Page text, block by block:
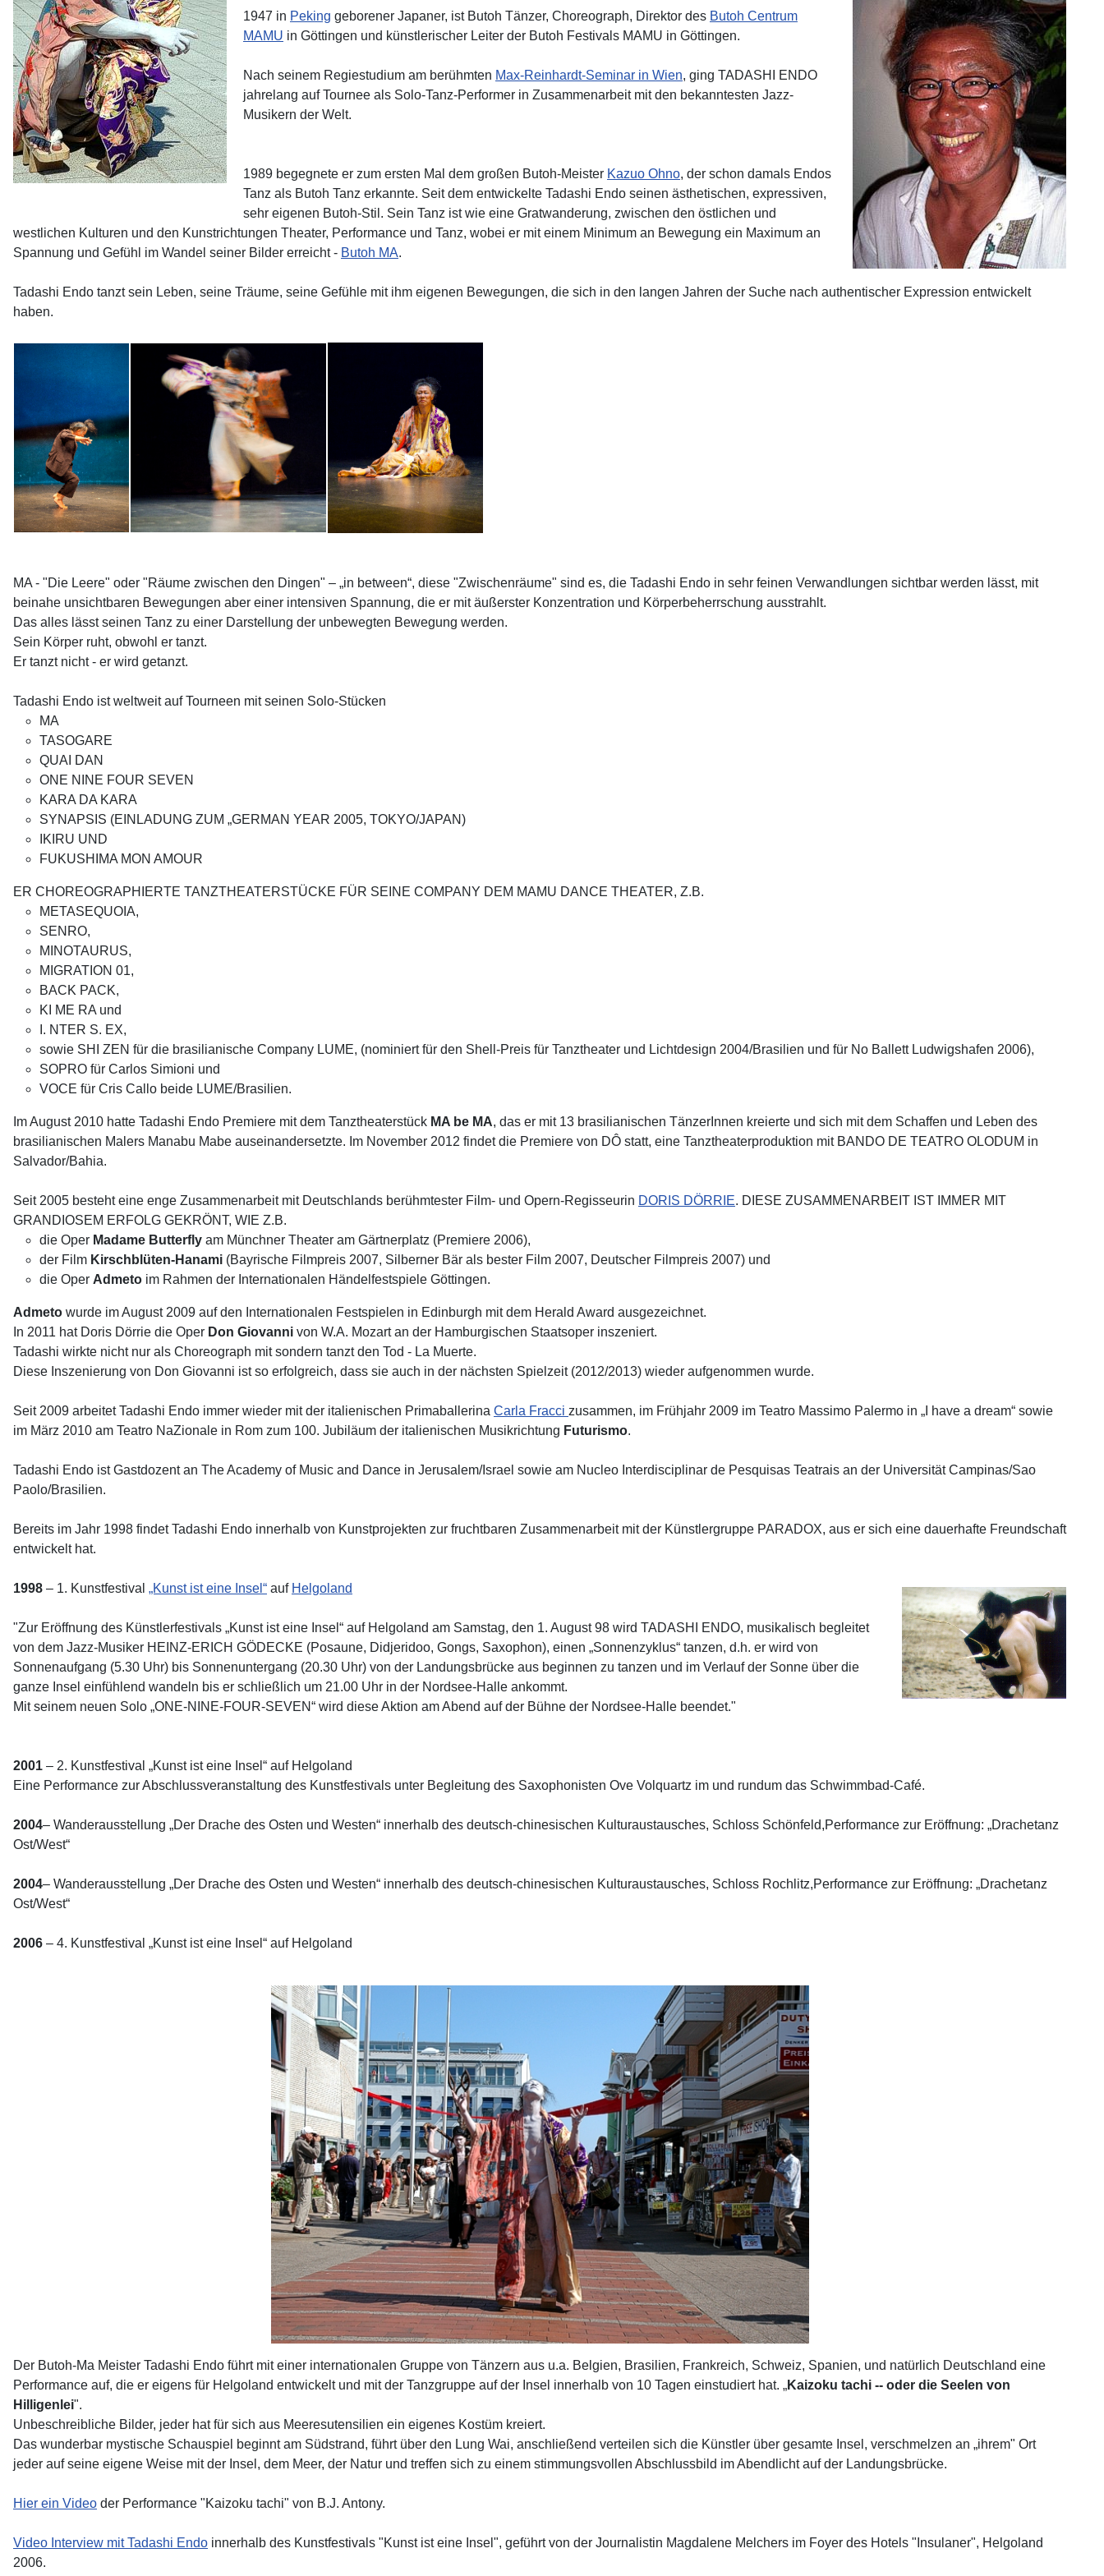
1947 in Peking geborener Japaner, ist Butoh Tänzer, Choreograph, Direktor des Butoh Centrum
MAMU in Göttingen und künstlerischer Leiter der Butoh Festivals MAMU in Göttingen.
Nach seinem Regiestudium am berühmten Max-Reinhardt-Seminar in Wien, ging TADASHI ENDO
jahrelang auf Tournee als Solo-Tanz-Performer in Zusammenarbeit mit den bekanntesten Jazz-
Musikern der Welt.
1989 begegnete er zum ersten Mal dem großen Butoh-Meister Kazuo Ohno, der schon damals Endos
Tanz als Butoh Tanz erkannte. Seit dem entwickelte Tadashi Endo seinen ästhetischen, expressiven,
sehr eigenen Butoh-Stil. Sein Tanz ist wie eine Gratwanderung, zwischen den östlichen und
westlichen Kulturen und den Kunstrichtungen Theater, Performance und Tanz, wobei er mit einem Minimum an Bewegung ein Maximum an
Spannung und Gefühl im Wandel seiner Bilder erreicht - Butoh MA.
Tadashi Endo tanzt sein Leben, seine Träume, seine Gefühle mit ihm eigenen Bewegungen, die sich in den langen Jahren der Suche nach authentischer Expression entwickelt
haben.
MA - "Die Leere" oder "Räume zwischen den Dingen" – „in between“, diese "Zwischenräume" sind es, die Tadashi Endo in sehr feinen Verwandlungen sichtbar werden lässt, mit
beinahe unsichtbaren Bewegungen aber einer intensiven Spannung, die er mit äußerster Konzentration und Körperbeherrschung ausstrahlt.
Das alles lässt seinen Tanz zu einer Darstellung der unbewegten Bewegung werden.
Sein Körper ruht, obwohl er tanzt.
Er tanzt nicht - er wird getanzt.
Tadashi Endo ist weltweit auf Tourneen mit seinen Solo-Stücken
MA
TASOGARE
QUAI DAN
ONE NINE FOUR SEVEN
KARA DA KARA
SYNAPSIS (EINLADUNG ZUM „GERMAN YEAR 2005, TOKYO/JAPAN)
IKIRU UND
FUKUSHIMA MON AMOUR
ER CHOREOGRAPHIERTE TANZTHEATERSTÜCKE FÜR SEINE COMPANY DEM MAMU DANCE THEATER, Z.B.
METASEQUOIA,
SENRO,
MINOTAURUS,
MIGRATION 01,
BACK PACK,
KI ME RA und
I. NTER S. EX,
sowie SHI ZEN für die brasilianische Company LUME, (nominiert für den Shell-Preis für Tanztheater und Lichtdesign 2004/Brasilien und für No Ballett Ludwigshafen 2006),
SOPRO für Carlos Simioni und
VOCE für Cris Callo beide LUME/Brasilien.
Im August 2010 hatte Tadashi Endo Premiere mit dem Tanztheaterstück MA be MA, das er mit 13 brasilianischen TänzerInnen kreierte und sich mit dem Schaffen und Leben des
brasilianischen Malers Manabu Mabe auseinandersetzte. Im November 2012 findet die Premiere von DÔ statt, eine Tanztheaterproduktion mit BANDO DE TEATRO OLODUM in
Salvador/Bahia.
Seit 2005 besteht eine enge Zusammenarbeit mit Deutschlands berühmtester Film- und Opern-Regisseurin DORIS DÖRRIE. DIESE ZUSAMMENARBEIT IST IMMER MIT
GRANDIOSEM ERFOLG GEKRÖNT, WIE Z.B.
die Oper Madame Butterfly am Münchner Theater am Gärtnerplatz (Premiere 2006),
der Film Kirschblüten-Hanami (Bayrische Filmpreis 2007, Silberner Bär als bester Film 2007, Deutscher Filmpreis 2007) und
die Oper Admeto im Rahmen der Internationalen Händelfestspiele Göttingen.
Admeto wurde im August 2009 auf den Internationalen Festspielen in Edinburgh mit dem Herald Award ausgezeichnet.
In 2011 hat Doris Dörrie die Oper Don Giovanni von W.A. Mozart an der Hamburgischen Staatsoper inszeniert.
Tadashi wirkte nicht nur als Choreograph mit sondern tanzt den Tod - La Muerte.
Diese Inszenierung von Don Giovanni ist so erfolgreich, dass sie auch in der nächsten Spielzeit (2012/2013) wieder aufgenommen wurde.
Seit 2009 arbeitet Tadashi Endo immer wieder mit der italienischen Primaballerina Carla Fracci zusammen, im Frühjahr 2009 im Teatro Massimo Palermo in „I have a dream“ sowie
im März 2010 am Teatro NaZionale in Rom zum 100. Jubiläum der italienischen Musikrichtung Futurismo.
Tadashi Endo ist Gastdozent an The Academy of Music and Dance in Jerusalem/Israel sowie am Nucleo Interdisciplinar de Pesquisas Teatrais an der Universität Campinas/Sao
Paolo/Brasilien.
Bereits im Jahr 1998 findet Tadashi Endo innerhalb von Kunstprojekten zur fruchtbaren Zusammenarbeit mit der Künstlergruppe PARADOX, aus er sich eine dauerhafte Freundschaft
entwickelt hat.
1998 – 1. Kunstfestival „Kunst ist eine Insel“ auf Helgoland
"Zur Eröffnung des Künstlerfestivals „Kunst ist eine Insel“ auf Helgoland am Samstag, den 1. August 98 wird TADASHI ENDO, musikalisch begleitet
von dem Jazz-Musiker HEINZ-ERICH GÖDECKE (Posaune, Didjeridoo, Gongs, Saxophon), einen „Sonnenzyklus“ tanzen, d.h. er wird von
Sonnenaufgang (5.30 Uhr) bis Sonnenuntergang (20.30 Uhr) von der Landungsbrücke aus beginnen zu tanzen und im Verlauf der Sonne über die
ganze Insel einfühlend wandeln bis er schließlich um 21.00 Uhr in der Nordsee-Halle ankommt.
Mit seinem neuen Solo „ONE-NINE-FOUR-SEVEN“ wird diese Aktion am Abend auf der Bühne der Nordsee-Halle beendet."
2001 – 2. Kunstfestival „Kunst ist eine Insel“ auf Helgoland
Eine Performance zur Abschlussveranstaltung des Kunstfestivals unter Begleitung des Saxophonisten Ove Volquartz im und rundum das Schwimmbad-Café.
2004– Wanderausstellung „Der Drache des Osten und Westen“ innerhalb des deutsch-chinesischen Kulturaustausches, Schloss Schönfeld,Performance zur Eröffnung: „Drachetanz
Ost/West“
2004– Wanderausstellung „Der Drache des Osten und Westen“ innerhalb des deutsch-chinesischen Kulturaustausches, Schloss Rochlitz,Performance zur Eröffnung: „Drachetanz
Ost/West“
2006 – 4. Kunstfestival „Kunst ist eine Insel“ auf Helgoland
Der Butoh-Ma Meister Tadashi Endo führt mit einer internationalen Gruppe von Tänzern aus u.a. Belgien, Brasilien, Frankreich, Schweiz, Spanien, und natürlich Deutschland eine
Performance auf, die er eigens für Helgoland entwickelt und mit der Tanzgruppe auf der Insel innerhalb von 10 Tagen einstudiert hat. „Kaizoku tachi -- oder die Seelen von
Hilligenlei".
Unbeschreibliche Bilder, jeder hat für sich aus Meeresutensilien ein eigenes Kostüm kreiert.
Das wunderbar mystische Schauspiel beginnt am Südstrand, führt über den Lung Wai, anschließend verteilen sich die Künstler über gesamte Insel, verschmelzen an „ihrem" Ort
jeder auf seine eigene Weise mit der Insel, dem Meer, der Natur und treffen sich zu einem stimmungsvollen Abschlussbild im Abendlicht auf der Landungsbrücke.
Hier ein Video der Performance "Kaizoku tachi" von B.J. Antony.
Video Interview mit Tadashi Endo innerhalb des Kunstfestivals "Kunst ist eine Insel", geführt von der Journalistin Magdalene Melchers im Foyer des Hotels "Insulaner", Helgoland
2006.